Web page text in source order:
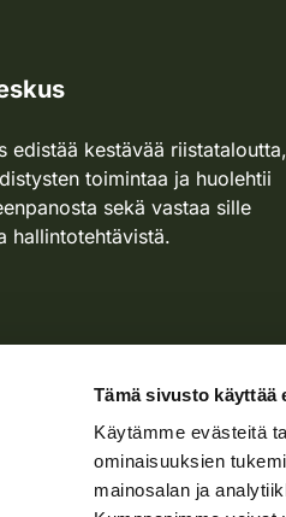
Tämä sivusto käyttää
Käytämme evästeitä
ominaisuuksien
mainosalan ja
edistää kestävää riistataloutta,
toimintaa ja huolehtii
sekä vastaa sille
hallintotehtävistä.